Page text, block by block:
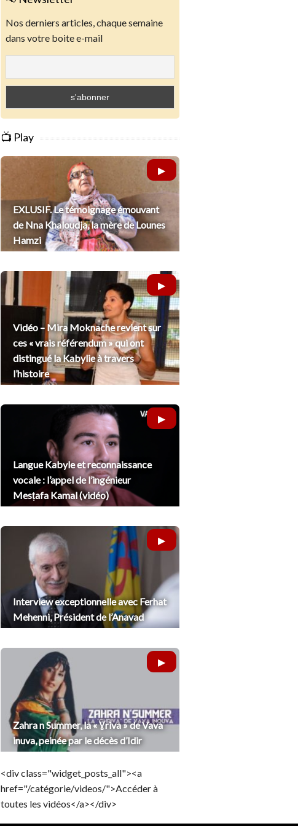
Nos derniers articles, chaque semaine
dans votre boite e-mail
📺 Play
EXLUSIF. Le témoignage émouvant
de Nna Khaloudja, la mère de Lounes
Hamzi
Vidéo – Mira Moknache revient sur
ces « vrais référendum » qui ont
distingué la Kabylie à travers
l’histoire
Langue Kabyle et reconnaissance
vocale : l’appel de l’ingénieur
Mesṭafa Kamal (vidéo)
Interview exceptionnelle avec Ferhat
Mehenni, Président de l’Anavad
Zahra n Summer, la « Ɣriva » de Vava
inuva, peinée par le décès d’Idir
<div class="widget_posts_all"><a
href="/catégorie/videos/">Accéder à
toutes les vidéos</a></div>